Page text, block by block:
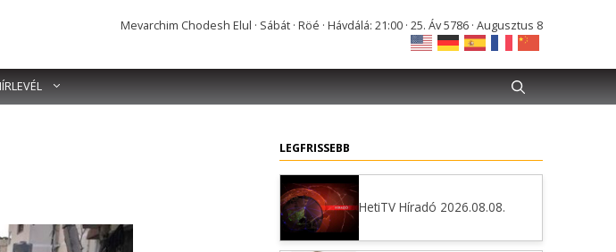
Mevarchim Chodesh Elul · Sábát · Röé · Hávdálá: 21:00 · 25. Áv 5786 · Augusztus 8
LEGFRISSEBB
HetiTV Híradó 2026.08.08.